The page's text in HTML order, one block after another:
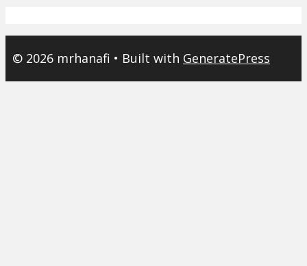
© 2026 mrhanafi • Built with GeneratePress